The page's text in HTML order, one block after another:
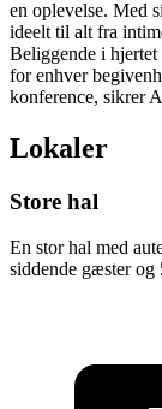
en oplevelse. Med
ideelt til alt fra
Beliggende i
for enhver
konference, sikrer
Lokaler
Store hal
En stor hal med
siddende gæster og